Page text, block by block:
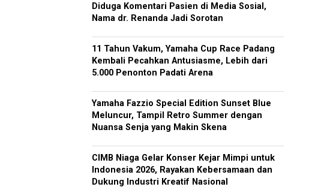
Diduga Komentari Pasien di Media Sosial,
Nama dr. Renanda Jadi Sorotan
11 Tahun Vakum, Yamaha Cup Race Padang
Kembali Pecahkan Antusiasme, Lebih dari
5.000 Penonton Padati Arena
Yamaha Fazzio Special Edition Sunset Blue
Meluncur, Tampil Retro Summer dengan
Nuansa Senja yang Makin Skena
CIMB Niaga Gelar Konser Kejar Mimpi untuk
Indonesia 2026, Rayakan Kebersamaan dan
Dukung Industri Kreatif Nasional